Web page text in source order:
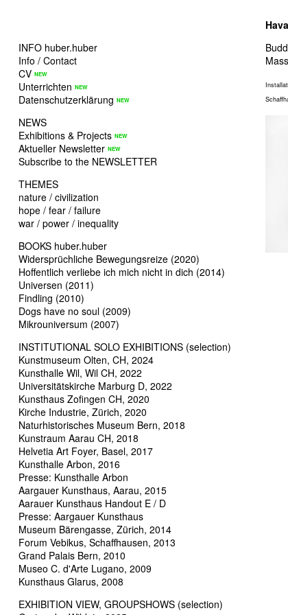
INFO huber.huber
Info / Contact
CV
Unterrichten
Datenschutzerklärung
NEWS
Exhibitions & Projects
Aktueller Newsletter
Subscribe to the NEWSLETTER
THEMES
nature / civilization
hope / fear / failure
war / power / inequality
BOOKS huber.huber
Widersprüchliche Bewegungsreize (2020)
Hoffentlich verliebe ich mich nicht in dich (2014)
Universen (2011)
Findling (2010)
Dogs have no soul (2009)
Mikrouniversum (2007)
INSTITUTIONAL SOLO EXHIBITIONS (selection)
Kunstmuseum Olten, CH, 2024
Kunsthalle Wil, Wil CH, 2022
Universitätskirche Marburg D, 2022
Kunsthaus Zofingen CH, 2020
Kirche Industrie, Zürich, 2020
Naturhistorisches Museum Bern, 2018
Kunstraum Aarau CH, 2018
Helvetia Art Foyer, Basel, 2017
Kunsthalle Arbon, 2016
Presse: Kunsthalle Arbon
Aargauer Kunsthaus, Aarau, 2015
Aarauer Kunsthaus Handout E / D
Presse: Aargauer Kunsthaus
Museum Bärengasse, Zürich, 2014
Forum Vebikus, Schaffhausen, 2013
Grand Palais Bern, 2010
Museo C. d'Arte Lugano, 2009
Kunsthaus Glarus, 2008
EXHIBITION VIEW, GROUPSHOWS (selection)